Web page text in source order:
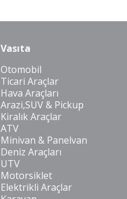
Vasıta
Otomobil
Ticari Araçlar
Hava Araçları
Arazi,SUV & Pickup
Kiralık Araçlar
ATV
Minivan & Panelvan
Deniz Araçları
UTV
Motorsiklet
Elektrikli Araçlar